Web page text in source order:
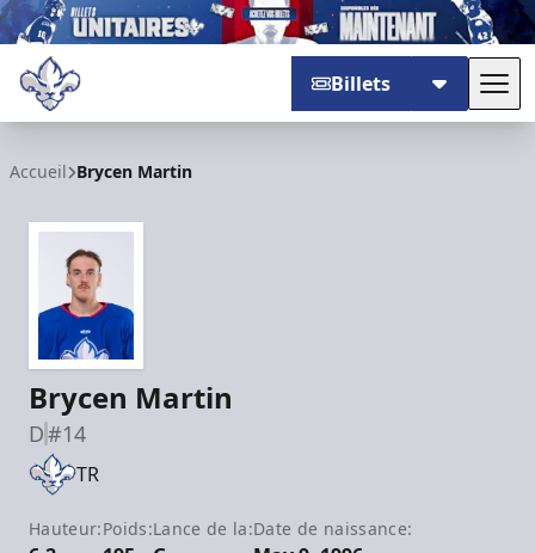
Billets
Accueil Brycen Martin
Brycen Martin
D#14
TR
Hauteur:Poids:Lance de la:Date de naissance: